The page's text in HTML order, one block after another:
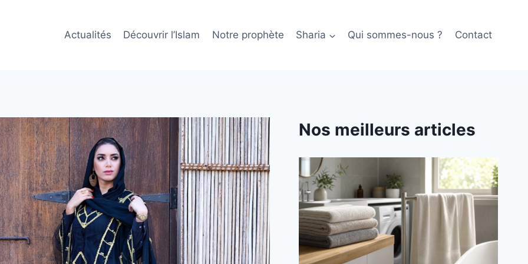
Actualités Découvrir l’Islam Notre prophète Sharia Qui sommes-nous ? Contact
Nos meilleurs articles